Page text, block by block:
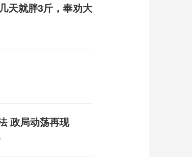
天就胖3斤，奉劝大
政局动荡再现